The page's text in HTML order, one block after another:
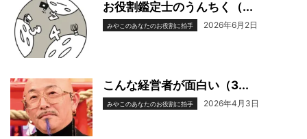
お役割鑑定士のうんちく（...
みやこのあなたのお役割に拍手 2026年6月2日
こんな経営者が面白い（3...
みやこのあなたのお役割に拍手 2026年4月3日